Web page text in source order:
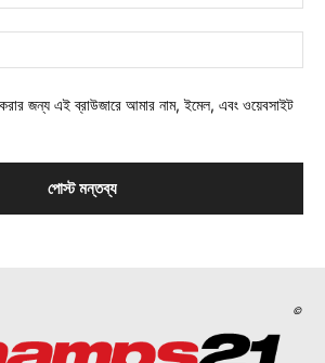
জন্য এই ব্রাউজারে আমার নাম, ইমেল, এবং ওয়েবসাইট
©